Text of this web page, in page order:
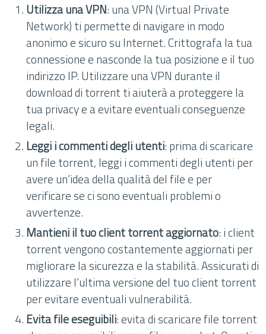
Utilizza una VPN: una VPN (Virtual Private
Network) ti permette di navigare in modo
anonimo e sicuro su Internet. Crittografa la tua
connessione e nasconde la tua posizione e il tuo
indirizzo IP. Utilizzare una VPN durante il
download di torrent ti aiuterà a proteggere la
tua privacy e a evitare eventuali conseguenze
legali.
Leggi i commenti degli utenti: prima di scaricare
un file torrent, leggi i commenti degli utenti per
avere un’idea della qualità del file e per
verificare se ci sono eventuali problemi o
avvertenze.
Mantieni il tuo client torrent aggiornato: i client
torrent vengono costantemente aggiornati per
migliorare la sicurezza e la stabilità. Assicurati di
utilizzare l’ultima versione del tuo client torrent
per evitare eventuali vulnerabilità.
Evita file eseguibili: evita di scaricare file torrent